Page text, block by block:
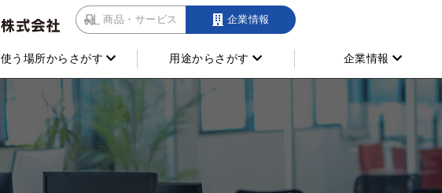
商品・サービス 企業情報
使う場所からさがす 用途からさがす 企業情報